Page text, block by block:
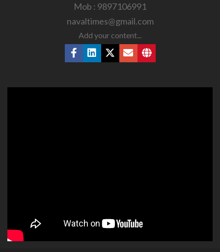
Mob : 9897106991
navaltimes@gmail.com
Add your content...